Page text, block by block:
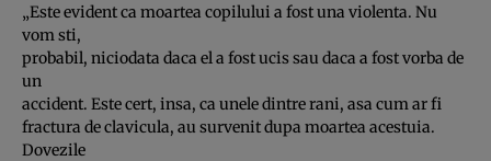
„Este evident ca moartea copilului a fost una violenta. Nu
vom sti,
probabil, niciodata daca el a fost ucis sau daca a fost vorba de
un
accident. Este cert, insa, ca unele dintre rani, asa cum ar fi
fractura de clavicula, au survenit dupa moartea acestuia.
Dovezile